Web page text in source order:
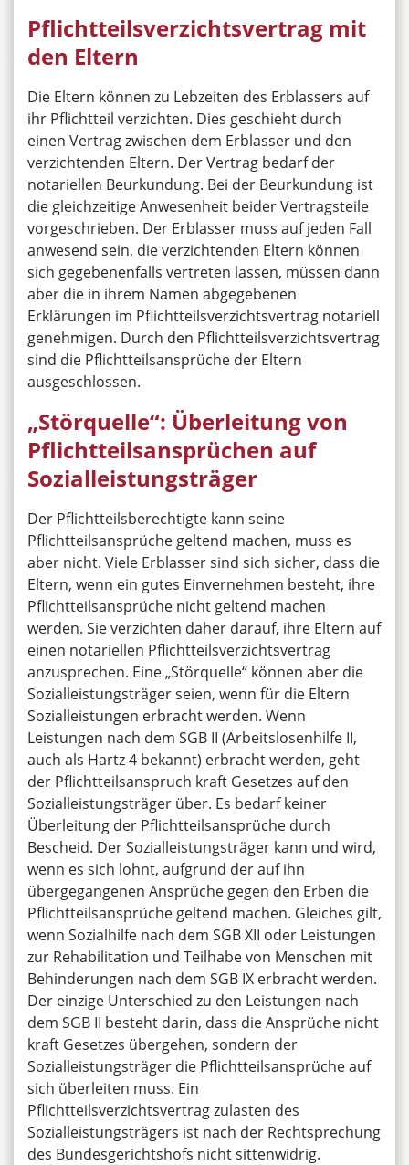
Pflichtteilsverzichtsvertrag mit
den Eltern
Die Eltern können zu Lebzeiten des Erblassers auf
ihr Pflichtteil verzichten. Dies geschieht durch
einen Vertrag zwischen dem Erblasser und den
verzichtenden Eltern. Der Vertrag bedarf der
notariellen Beurkundung. Bei der Beurkundung ist
die gleichzeitige Anwesenheit beider Vertragsteile
vorgeschrieben. Der Erblasser muss auf jeden Fall
anwesend sein, die verzichtenden Eltern können
sich gegebenenfalls vertreten lassen, müssen dann
aber die in ihrem Namen abgegebenen
Erklärungen im Pflichtteilsverzichtsvertrag notariell
genehmigen. Durch den Pflichtteilsverzichtsvertrag
sind die Pflichtteilsansprüche der Eltern
ausgeschlossen.
„Störquelle“: Überleitung von
Pflichtteilsansprüchen auf
Sozialleistungsträger
Der Pflichtteilsberechtigte kann seine
Pflichtteilsansprüche geltend machen, muss es
aber nicht. Viele Erblasser sind sich sicher, dass die
Eltern, wenn ein gutes Einvernehmen besteht, ihre
Pflichtteilsansprüche nicht geltend machen
werden. Sie verzichten daher darauf, ihre Eltern auf
einen notariellen Pflichtteilsverzichtsvertrag
anzusprechen. Eine „Störquelle“ können aber die
Sozialleistungsträger seien, wenn für die Eltern
Sozialleistungen erbracht werden. Wenn
Leistungen nach dem SGB II (Arbeitslosenhilfe II,
auch als Hartz 4 bekannt) erbracht werden, geht
der Pflichtteilsanspruch kraft Gesetzes auf den
Sozialleistungsträger über. Es bedarf keiner
Überleitung der Pflichtteilsansprüche durch
Bescheid. Der Sozialleistungsträger kann und wird,
wenn es sich lohnt, aufgrund der auf ihn
übergegangenen Ansprüche gegen den Erben die
Pflichtteilsansprüche geltend machen. Gleiches gilt,
wenn Sozialhilfe nach dem SGB XII oder Leistungen
zur Rehabilitation und Teilhabe von Menschen mit
Behinderungen nach dem SGB IX erbracht werden.
Der einzige Unterschied zu den Leistungen nach
dem SGB II besteht darin, dass die Ansprüche nicht
kraft Gesetzes übergehen, sondern der
Sozialleistungsträger die Pflichtteilsansprüche auf
sich überleiten muss. Ein
Pflichtteilsverzichtsvertrag zulasten des
Sozialleistungsträgers ist nach der Rechtsprechung
des Bundesgerichtshofs nicht sittenwidrig.